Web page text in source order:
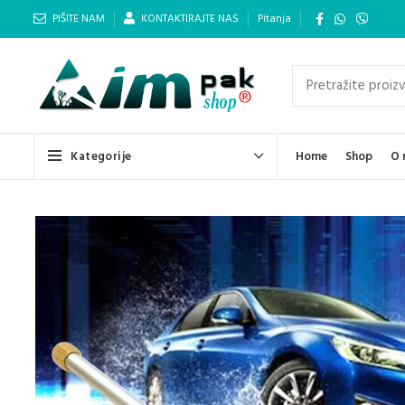
PIŠITE NAM KONTAKTIRAJTE NAS Pitanja
Kategorije Home Shop O